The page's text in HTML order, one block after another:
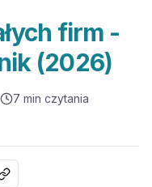
firm -
(2026)
7 min czytania